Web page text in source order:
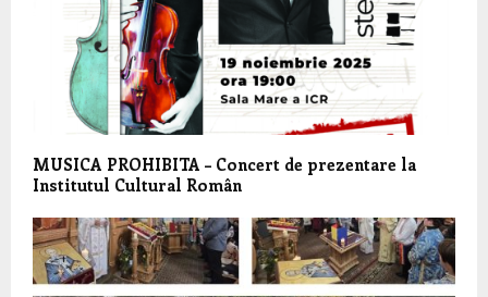
MUSICA PROHIBITA – Concert de prezentare la
Institutul Cultural Român